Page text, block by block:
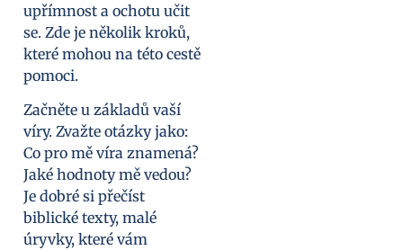
upřímnost a ochotu učit
se. Zde je několik kroků,
které mohou na této cestě
pomoci.
Začněte u základů vaší
víry. Zvažte otázky jako:
Co pro mě víra znamená?
Jaké hodnoty mě vedou?
Je dobré si přečíst
biblické texty, malé
úryvky, které vám